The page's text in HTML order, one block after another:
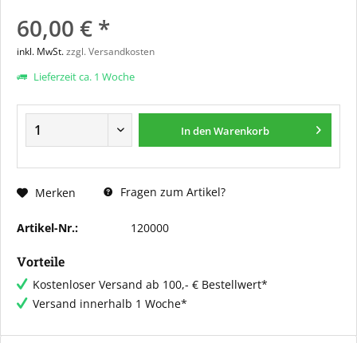
60,00 € *
inkl. MwSt.zzgl. Versandkosten
Lieferzeit ca. 1 Woche
In denWarenkorb
Merken Fragen zum Artikel?
Artikel-Nr.: 120000
Vorteile
Kostenloser Versand ab 100,- € Bestellwert*
Versand innerhalb 1 Woche*